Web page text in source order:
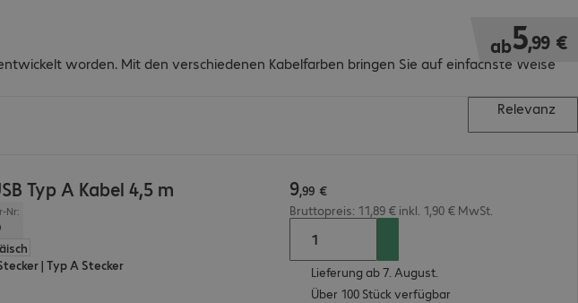
worden. Mit den verschiedenen Kabelfarben bringen Sie auf einfachste Weise
ab5,99 €
5,99 €
Relevanz
Typ A Kabel 4,5 m
Nr:
| Typ A Stecker
9,99 €
Bruttopreis: 11,89 € inkl. 1,90 € MwSt.
Lieferung ab 7. August.
Über 100 Stück verfügbar